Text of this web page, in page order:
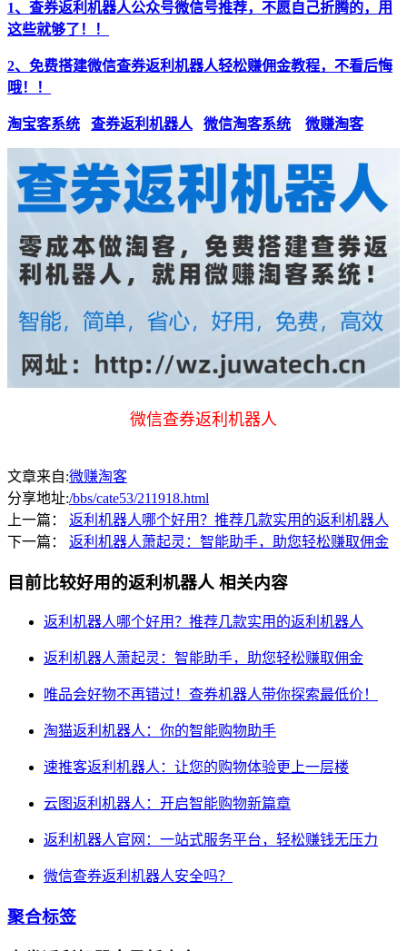
1、查券返利机器人公众号微信号推荐，不愿自己折腾的，用
这些就够了！！
2、免费搭建微信查券返利机器人轻松赚佣金教程，不看后悔
哦！！
淘宝客系统 查券返利机器人 微信淘客系统 微赚淘客
微信查券返利机器人
文章来自:微赚淘客
分享地址:/bbs/cate53/211918.html
上一篇： 返利机器人哪个好用？推荐几款实用的返利机器人
下一篇： 返利机器人萧起灵：智能助手，助您轻松赚取佣金
目前比较好用的返利机器人 相关内容
返利机器人哪个好用？推荐几款实用的返利机器人
返利机器人萧起灵：智能助手，助您轻松赚取佣金
唯品会好物不再错过！查券机器人带你探索最低价！
淘猫返利机器人：你的智能购物助手
速推客返利机器人：让您的购物体验更上一层楼
云图返利机器人：开启智能购物新篇章
返利机器人官网：一站式服务平台，轻松赚钱无压力
微信查券返利机器人安全吗？
聚合标签